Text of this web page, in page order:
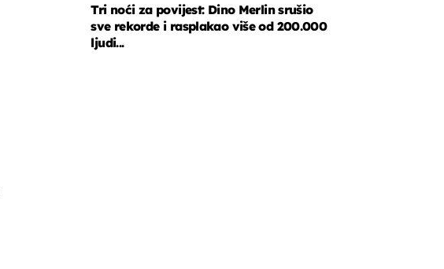
Tri noći za povijest: Dino Merlin srušio
sve rekorde i rasplakao više od 200.000
ljudi...